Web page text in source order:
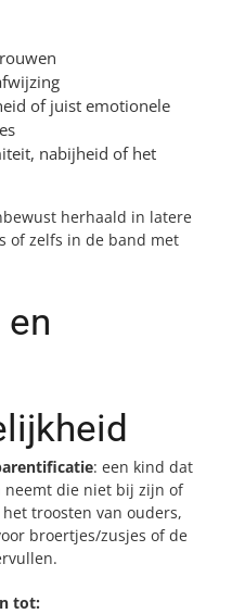
of juist emotionele
nabijheid of het
herhaald in latere
of zelfs in de band met
: een kind dat
neemt die niet bij zijn of
troosten van ouders,
broertjes/zusjes of de
tot: